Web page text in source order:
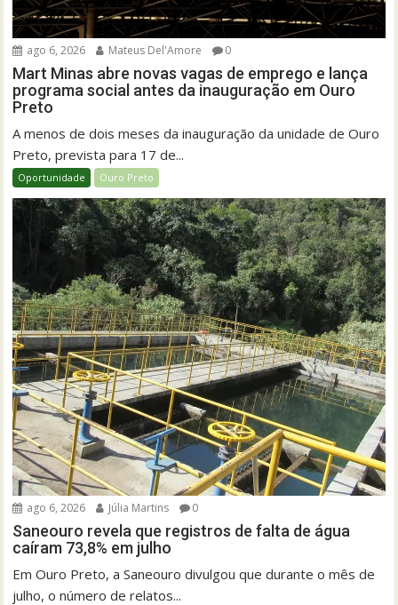
ago 6, 2026 Mateus Del'Amore 0
Mart Minas abre novas vagas de emprego e lança
programa social antes da inauguração em Ouro
Preto
A menos de dois meses da inauguração da unidade de Ouro
Preto, prevista para 17 de...
Oportunidade Ouro Preto
ago 6, 2026 Júlia Martins 0
Saneouro revela que registros de falta de água
caíram 73,8% em julho
Em Ouro Preto, a Saneouro divulgou que durante o mês de
julho, o número de relatos...